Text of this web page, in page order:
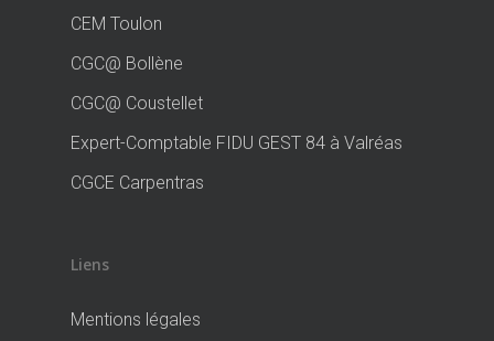
CEM Toulon
CGC@ Bollène
CGC@ Coustellet
Expert-Comptable FIDU GEST 84 à Valréas
CGCE Carpentras
Liens
Mentions légales